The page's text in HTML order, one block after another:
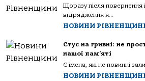
Щоразу після повернення
відрядження я...
НОВИНИ
Стус на гривні: не
нашої пам’яті
Є імена, які не повинні
НОВИНИ